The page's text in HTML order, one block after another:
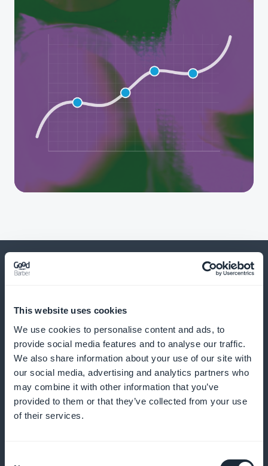
This website uses cookies
We use cookies to personalise content and ads, to
provide social media features and to analyse our traffic.
We also share information about your use of our site with
our social media, advertising and analytics partners who
may combine it with other information that you’ve
provided to them or that they’ve collected from your use
of their services.
Och mycket, mycket mer
Publicera hälsorelaterade artiklar som är